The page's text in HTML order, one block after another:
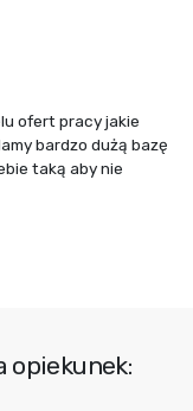
ofert pracy jakie
bardzo dużą bazę
taką aby nie
opiekunek: